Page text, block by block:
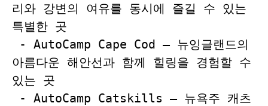
리와 강변의 여유를 동시에 즐길 수 있는
특별한 곳
- AutoCamp Cape Cod – 뉴잉글랜드의
아름다운 해안선과 함께 힐링을 경험할 수
있는 곳
- AutoCamp Catskills – 뉴욕주 캐츠